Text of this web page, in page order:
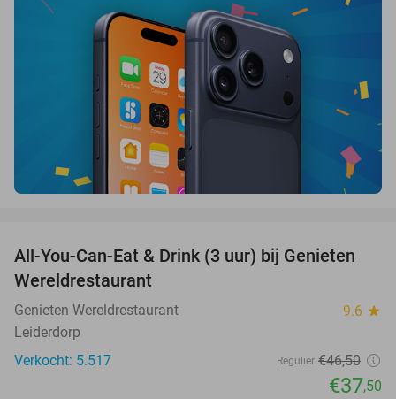
19%
All-You-Can-Eat & Drink (3 uur) bij Genieten
Wereldrestaurant
Genieten Wereldrestaurant 9.6 star
Leiderdorp
Verkocht: 5.517
Regulier €46,50
€37,50